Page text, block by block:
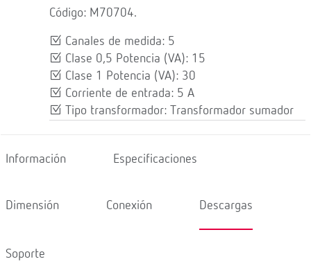
Código: M70704.
Canales de medida: 5
Clase 0,5 Potencia (VA): 15
Clase 1 Potencia (VA): 30
Corriente de entrada: 5 A
Tipo transformador: Transformador sumador
Información Especificaciones
Dimensión Conexión Descargas
Soporte